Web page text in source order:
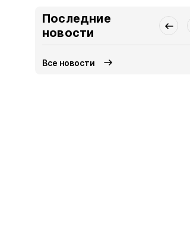
Последние
новости
Все новости